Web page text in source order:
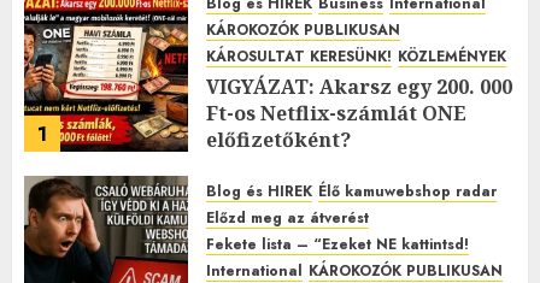
1
KÁROKOZÓK PUBLIKUSAN
KÁROSULTAT KERESÜNK! KÖZLEMÉNYEK
VIGYÁZAT: Akarsz egy 200. 000
Ft-os Netflix-számlát ONE
előfizetőként?
Blog és HIREK Élő kamuwebshop radar
Előzd meg az átverést
Fekete lista – “Ezeket NE kattintsd!
International KÁROKOZÓK PUBLIKUSAN